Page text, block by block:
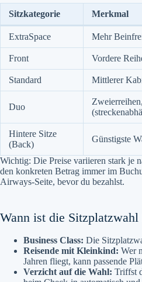
Sitzkategorie Merkmal
ExtraSpace Mehr
Front Vordere
Standard Mittlerer
Duo
Hintere Sitze
(Back)
Günstigste
Wichtig: Die Preise variieren stark je
den konkreten Betrag immer im
Airways-Seite, bevor du bezahlst.
Wann ist die Sitzplatzwahl
Business Class: Die
Reisende mit Kleinkind: Wer
Jahren fliegt, kann passende
Verzicht auf die Wahl: Triffst